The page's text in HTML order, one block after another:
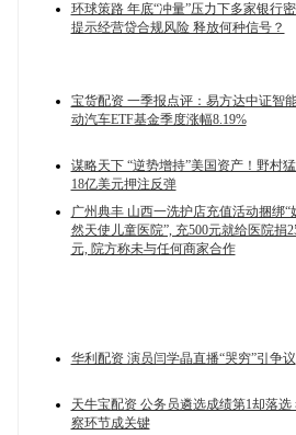
环球策路 年底“冲量”压力下多家银行
提示经营贷合规风险 释放何种信号？
宝货配资 一季报点评：易方达中证智
动汽车ETF基金季度涨幅8.19%
谋略天下 “逆势增持”美国资产！野村
18亿美元押注反弹
广州典丰 山西一洗护店充值活动捆绑“
然天使儿童医院”, 充500元就给医院捐
元, 院方称未与任何商家合作
华利配资 演员闫学晶直播“哭穷”引争议
天牛宝配资 公务员遴选成绩第1却落选
察环节成关键